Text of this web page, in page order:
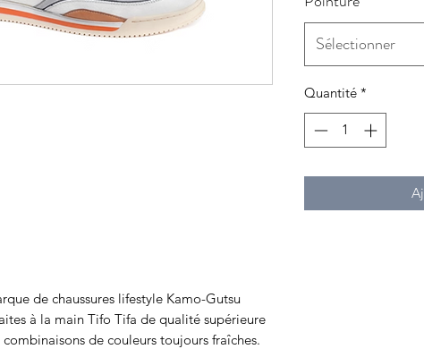
de chaussures lifestyle Kamo-Gutsu
à la main Tifo Tifa de qualité supérieure
de couleurs toujours fraîches.
Sélectionner
Quantité *